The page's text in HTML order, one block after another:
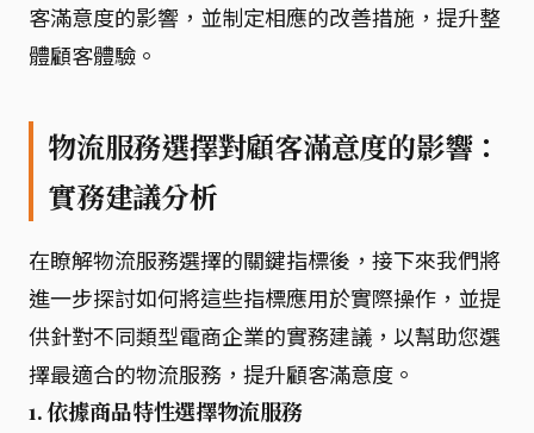
客滿意度的影響，並制定相應的改善措施，提升整
體顧客體驗。
物流服務選擇對顧客滿意度的影響：
實務建議分析
在瞭解物流服務選擇的關鍵指標後，接下來我們將
進一步探討如何將這些指標應用於實際操作，並提
供針對不同類型電商企業的實務建議，以幫助您選
擇最適合的物流服務，提升顧客滿意度。
1. 依據商品特性選擇物流服務